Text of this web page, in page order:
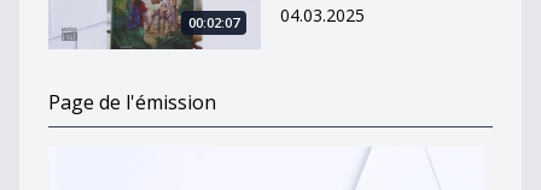
00:02:07
04.03.2025
Page de l'émission